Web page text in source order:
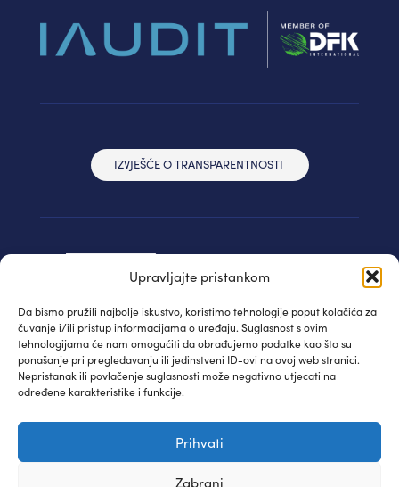
Upravljajte pristankom
Da bismo pružili najbolje iskustvo, koristimo tehnologije poput kolačića za
čuvanje i/ili pristup informacijama o uređaju. Suglasnost s ovim
tehnologijama će nam omogućiti da obrađujemo podatke kao što su
ponašanje pri pregledavanju ili jedinstveni ID-ovi na ovoj web stranici.
Nepristanak ili povlačenje suglasnosti može negativno utjecati na
određene karakteristike i funkcije.
Prihvati
Zabrani
IZVJEŠĆE O TRANSPARENTNOSTI
Izjava privatnosti| WEB: